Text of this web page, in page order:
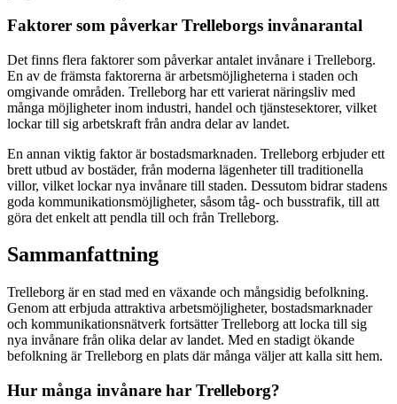
Faktorer som påverkar Trelleborgs invånarantal
Det finns flera faktorer som påverkar antalet invånare i Trelleborg.
En av de främsta faktorerna är arbetsmöjligheterna i staden och
omgivande områden. Trelleborg har ett varierat näringsliv med
många möjligheter inom industri, handel och tjänstesektorer, vilket
lockar till sig arbetskraft från andra delar av landet.
En annan viktig faktor är bostadsmarknaden. Trelleborg erbjuder ett
brett utbud av bostäder, från moderna lägenheter till traditionella
villor, vilket lockar nya invånare till staden. Dessutom bidrar stadens
goda kommunikationsmöjligheter, såsom tåg- och busstrafik, till att
göra det enkelt att pendla till och från Trelleborg.
Sammanfattning
Trelleborg är en stad med en växande och mångsidig befolkning.
Genom att erbjuda attraktiva arbetsmöjligheter, bostadsmarknader
och kommunikationsnätverk fortsätter Trelleborg att locka till sig
nya invånare från olika delar av landet. Med en stadigt ökande
befolkning är Trelleborg en plats där många väljer att kalla sitt hem.
Hur många invånare har Trelleborg?